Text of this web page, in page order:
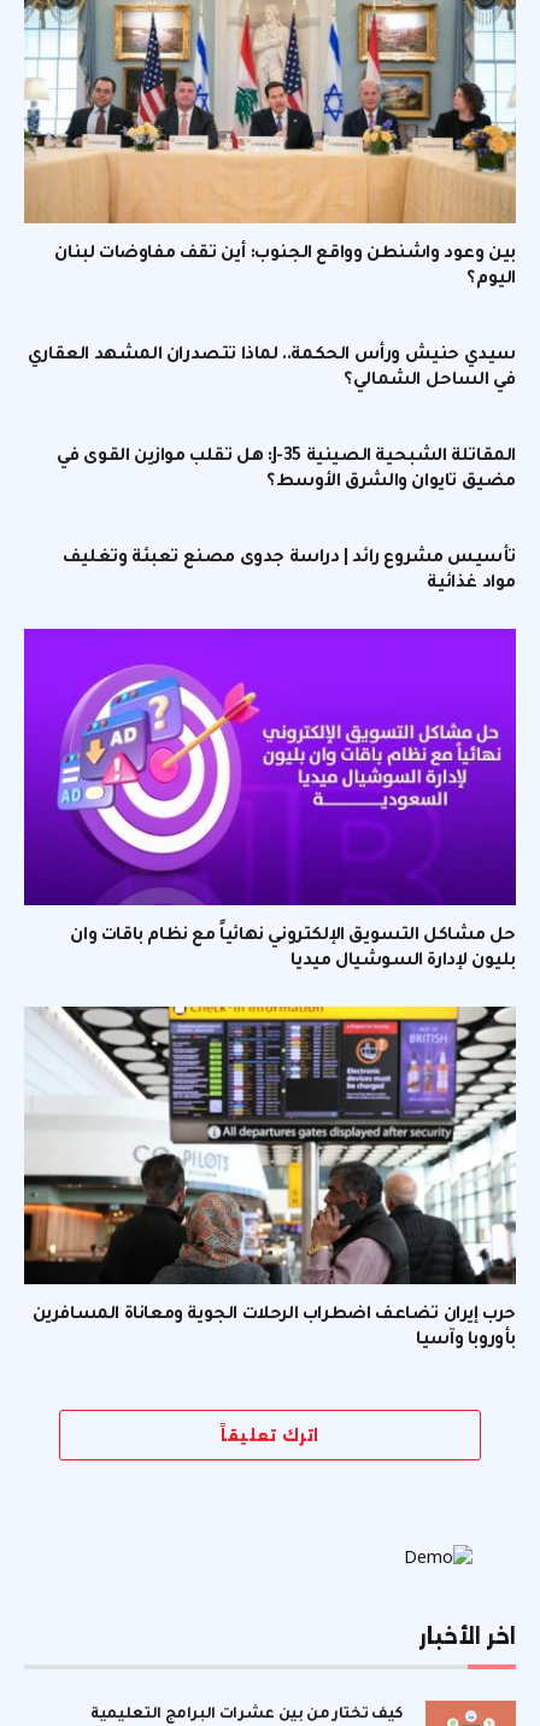
بين وعود واشنطن وواقع الجنوب: أين تقف مفاوضات لبنان
اليوم؟
سيدي حنيش ورأس الحكمة.. لماذا تتصدران المشهد العقاري
في الساحل الشمالي؟
المقاتلة الشبحية الصينية J-35: هل تقلب موازين القوى في
مضيق تايوان والشرق الأوسط؟
تأسيس مشروع رائد | دراسة جدوى مصنع تعبئة وتغليف
مواد غذائية
حل مشاكل التسويق الإلكتروني نهائياً مع نظام باقات وان
بليون لإدارة السوشيال ميديا
حرب إيران تضاعف اضطراب الرحلات الجوية ومعاناة المسافرين
بأوروبا وآسيا
اترك تعليقاً
اخر الأخبار
كيف تختار من بين عشرات البرامج التعليمية